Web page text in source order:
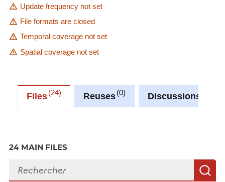
Update frequency not set
File formats are closed
Temporal coverage not set
Spatial coverage not set
Files 24 Reuses 0 Discussions
24 MAIN FILES
Search files